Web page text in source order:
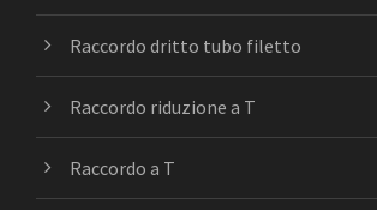
Raccordo dritto tubo filetto
Raccordo riduzione a T
Raccordo a T